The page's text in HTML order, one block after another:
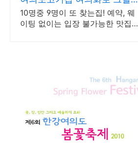
서비스, 대나무숲 힐링
10명중 9명이 또 찾는집! 예약, 웨
이팅 없이는 입장 불가능한 맛집